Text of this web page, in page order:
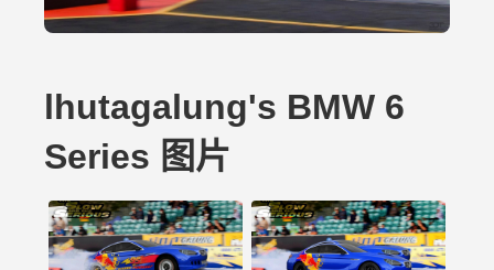
lhutagalung's BMW 6
Series 图片